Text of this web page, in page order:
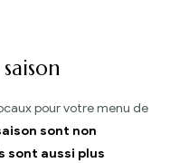
pour votre menu de
sont non
sont aussi plus